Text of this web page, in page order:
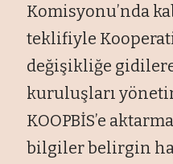
Komisyonu’nda
teklifiyle
değişikliğe
kuruluşları
KOOPBİS’e
bilgiler belirgin